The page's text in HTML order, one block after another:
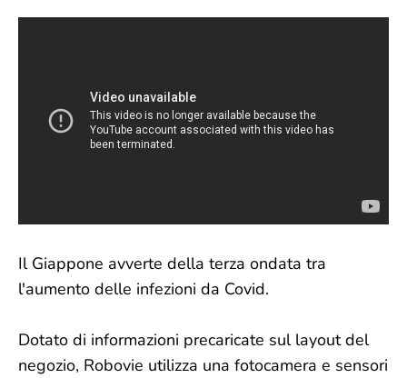
Il Giappone avverte della terza ondata tra
l'aumento delle infezioni da Covid.
Dotato di informazioni precaricate sul layout del
negozio, Robovie utilizza una fotocamera e sensori